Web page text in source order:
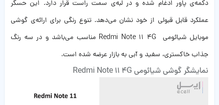
دکمه‌ی پاور ادغام شده و در لبه‌ی سمت راست قرار دارد. این حسگر
عملکرد قابل قبولی از خود نشان می‌دهد. تنوع رنگی برای ارائه‌ی گوشی
موبایل شیائومی Redmi Note 11 4G مناسب می‌باشد و در سه رنگ
جذاب خاکستری، سفید و آبی به بازار عرضه شده است.
نمایشگر گوشی شیائومی Redmi Note 11 4G